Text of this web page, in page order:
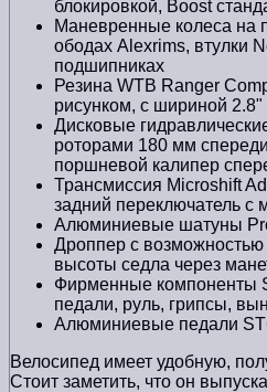
блокировкой, Boost
Маневренные колеса на
ободах Alexrims, втулки
подшипниках
Резина WTB Ranger
рисунком, с шириной 2.8"
Дисковые
роторами 180 мм
поршневой калипер
Трансмиссия Microshift
задний переключатель с
Алюминиевые шатуны
Дроппер с возможностью
высоты седла через
Фирменные компоненты
педали, руль, грипсы,
Алюминиевые педали
Велосипед имеет удобную,
Стоит заметить, что он